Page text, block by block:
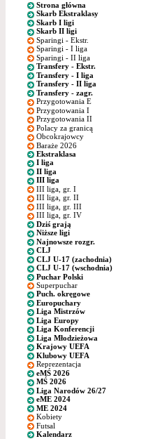
Strona główna
Skarb Ekstraklasy
Skarb I ligi
Skarb II ligi
Sparingi - Ekstr.
Sparingi - I liga
Sparingi - II liga
Transfery - Ekstr.
Transfery - I liga
Transfery - II liga
Transfery - zagr.
Przygotowania E
Przygotowania I
Przygotowania II
Polacy za granicą
Obcokrajowcy
Baraże 2026
Ekstraklasa
I liga
II liga
III liga
III liga, gr. I
III liga, gr. II
III liga, gr. III
III liga, gr. IV
Dziś grają
Niższe ligi
Najnowsze rozgr.
CLJ
CLJ U-17 (zachodnia)
CLJ U-17 (wschodnia)
Puchar Polski
Superpuchar
Puch. okręgowe
Europuchary
Liga Mistrzów
Liga Europy
Liga Konferencji
Liga Młodzieżowa
Krajowy UEFA
Klubowy UEFA
Reprezentacja
eMŚ 2026
MŚ 2026
Liga Narodów 26/27
eME 2024
ME 2024
Kobiety
Futsal
Kalendarz